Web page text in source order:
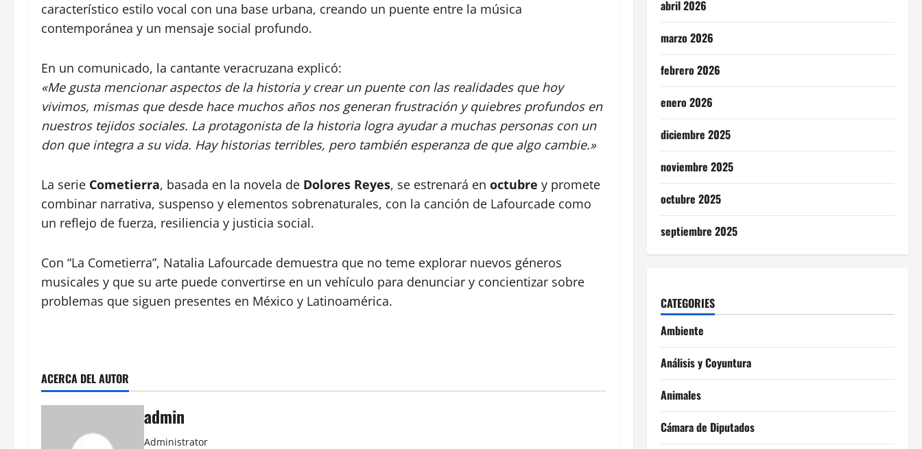
característico estilo vocal con una base urbana, creando un puente entre la música
contemporánea y un mensaje social profundo.
En un comunicado, la cantante veracruzana explicó:
«Me gusta mencionar aspectos de la historia y crear un puente con las realidades que hoy
vivimos, mismas que desde hace muchos años nos generan frustración y quiebres profundos en
nuestros tejidos sociales. La protagonista de la historia logra ayudar a muchas personas con un
don que integra a su vida. Hay historias terribles, pero también esperanza de que algo cambie.»
La serie Cometierra, basada en la novela de Dolores Reyes, se estrenará en octubre y promete
combinar narrativa, suspenso y elementos sobrenaturales, con la canción de Lafourcade como
un reflejo de fuerza, resiliencia y justicia social.
Con “La Cometierra”, Natalia Lafourcade demuestra que no teme explorar nuevos géneros
musicales y que su arte puede convertirse en un vehículo para denunciar y concientizar sobre
problemas que siguen presentes en México y Latinoamérica.
ACERCA DEL AUTOR
admin
Administrator
abril 2026
marzo 2026
febrero 2026
enero 2026
diciembre 2025
noviembre 2025
octubre 2025
septiembre 2025
CATEGORIES
Ambiente
Análisis y Coyuntura
Animales
Cámara de Diputados